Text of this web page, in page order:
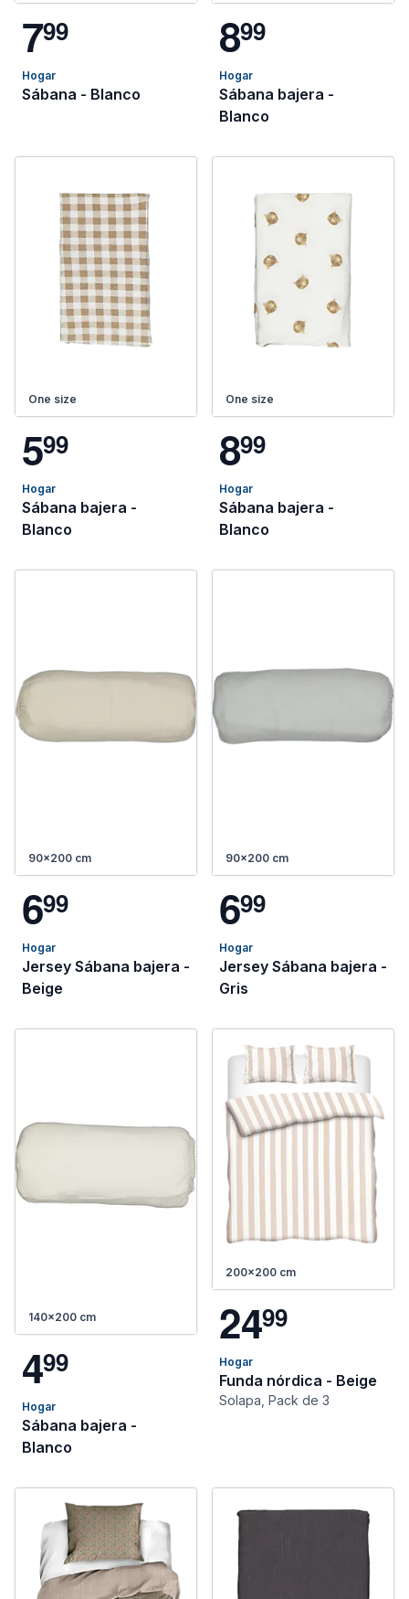
799
Hogar
Sábana - Blanco
899
Hogar
Sábana bajera -
Blanco
One size
599
Hogar
Sábana bajera -
Blanco
One size
899
Hogar
Sábana bajera -
Blanco
90x200 cm
699
Hogar
Jersey Sábana bajera -
Beige
90x200 cm
699
Hogar
Jersey Sábana bajera -
Gris
140x200 cm
499
Hogar
Sábana bajera -
Blanco
200x200 cm
2499
Hogar
Funda nórdica - Beige
Solapa, Pack de 3